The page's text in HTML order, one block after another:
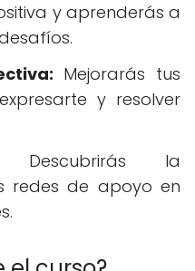
y aprenderás a
Mejorarás tus
y resolver
Descubrirás la
redes de apoyo en